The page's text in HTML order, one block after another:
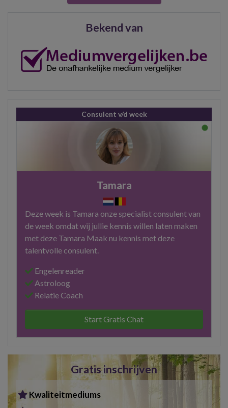
Bekend van
Consulent v/d week
Tamara
Deze week is Tamara onze specialist consulent van
de week omdat wij jullie kennis willen laten maken
met deze Tamara Maak nu kennis met deze
talentvolle consulent.
Engelenreader
Astroloog
Relatie Coach
Start Gratis Chat
Gratis inschrijven
Kwaliteitmediums